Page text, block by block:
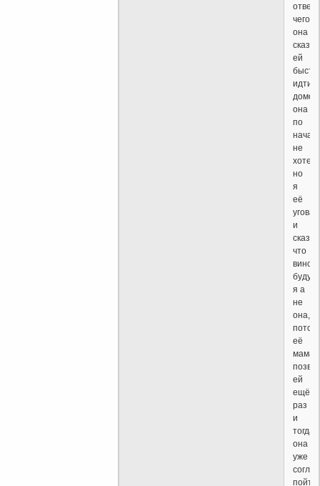
ответ
чего
она
ей
идти
домой,
она
по
не
но
я
её
и
сказал
что
буду
я а
не
она,
потом
её
мама
ей
ещё
раз
и
тогда
она
уже
пойти